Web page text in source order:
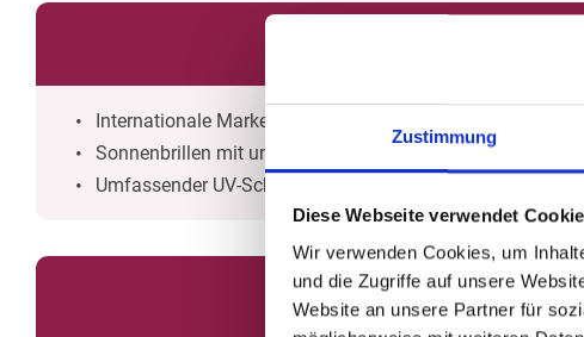
Zustimmung
Diese Webseite verwendet
Wir verwenden Cookies, um
und die Zugriffe auf unsere
Website an unsere Partner für
Internationale Marken und Designer
Sonnenbrillen mit und ohne individueller Sehstärke
Umfassender UV-Schutz